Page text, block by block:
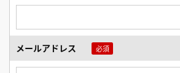
メールアドレス